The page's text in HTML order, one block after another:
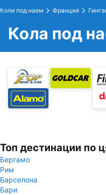
Коли под наем Франция
Кола под
Топ дестинации по
Бергамо
Рим
Барселона
Бари